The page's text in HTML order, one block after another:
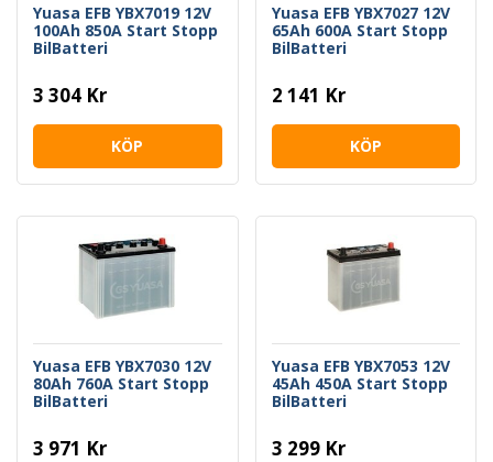
Yuasa EFB YBX7019 12V
100Ah 850A Start Stopp
BilBatteri
3 304 Kr
KÖP
Yuasa EFB YBX7027 12V
65Ah 600A Start Stopp
BilBatteri
2 141 Kr
KÖP
Yuasa EFB YBX7030 12V
80Ah 760A Start Stopp
BilBatteri
3 971 Kr
Yuasa EFB YBX7053 12V
45Ah 450A Start Stopp
BilBatteri
3 299 Kr